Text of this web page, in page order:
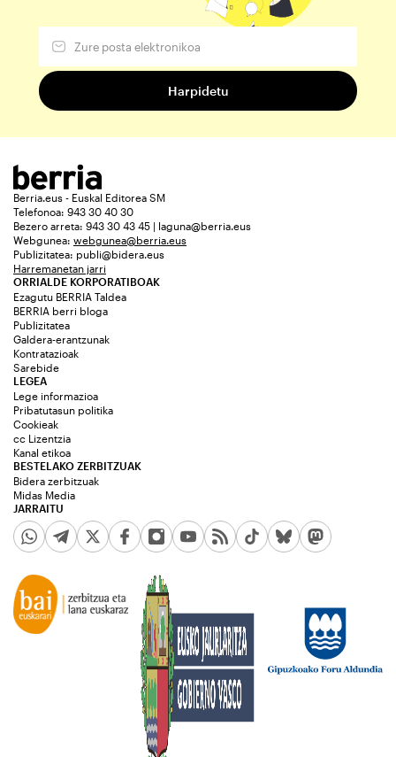
Berria.eus - Euskal Editorea SM
Telefonoa: 943 30 40 30
Bezero arreta: 943 30 43 45 | laguna@berria.eus
Webgunea: webgunea@berria.eus
Publizitatea: publi@bidera.eus
Harremanetan jarri
ORRIALDE KORPORATIBOAK
Ezagutu BERRIA Taldea
BERRIA berri bloga
Publizitatea
Galdera-erantzunak
Kontratazioak
Sarebide
JARRAITU
LEGEA
Lege informazioa
Pribatutasun politika
Cookieak
cc Lizentzia
Kanal etikoa
BESTELAKO ZERBITZUAK
Bidera zerbitzuak
Midas Media